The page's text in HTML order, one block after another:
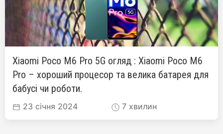
Xiaomi Poco M6 Pro 5G огляд : Xiaomi Poco M6
Pro – хороший процесор та велика батарея для
бабусі чи роботи.
23 січня 2024 7 хвилин